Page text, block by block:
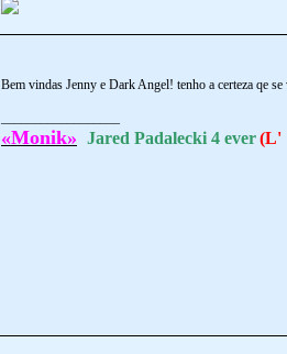
Bem vindas Jenny e Dark Angel! tenho a certeza qe
«Monik» Jared Padalecki 4 ever(L'